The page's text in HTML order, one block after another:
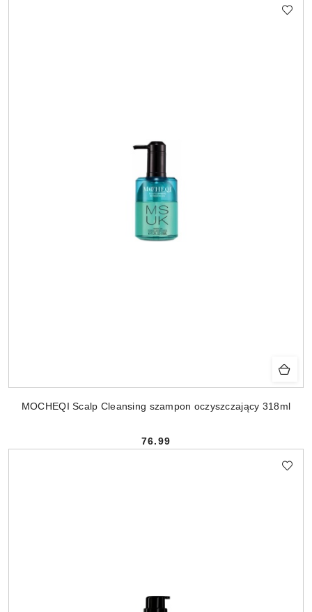
MOCHEQI Scalp Cleansing szampon oczyszczający 318ml
Cena:
76.99